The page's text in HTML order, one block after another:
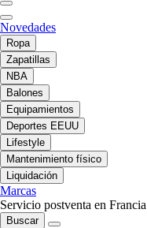
Novedades
Ropa
Zapatillas
NBA
Balones
Equipamientos
Deportes EEUU
Lifestyle
Mantenimiento físico
Liquidación
Marcas
Servicio postventa en Francia
Buscar